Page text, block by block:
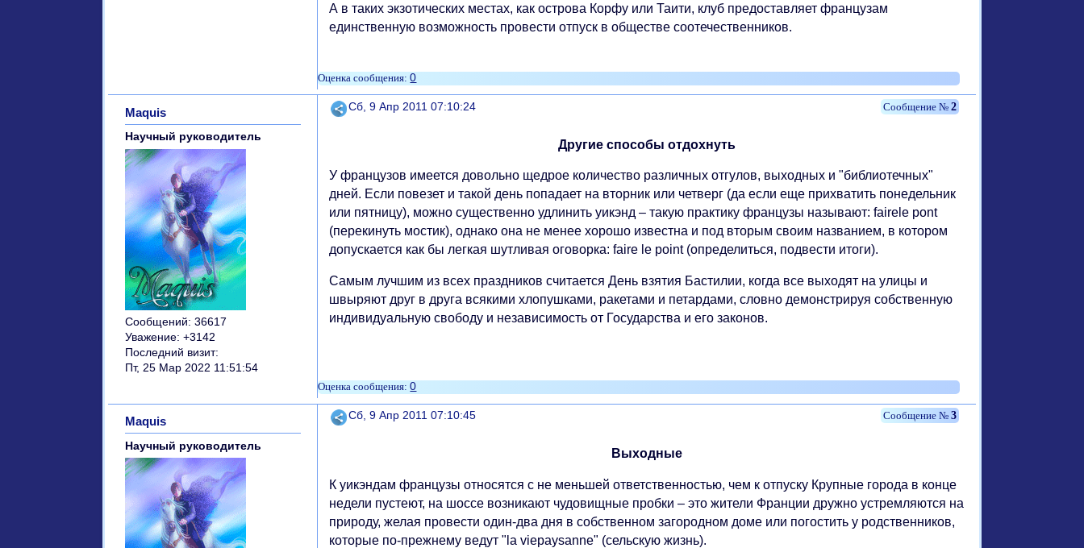
А в таких экзотических местах, как острова Корфу или Таити, клуб предоставляет французам
единственную возможность провести отпуск в обществе соотечественников.
0
Поделиться 2
Сб, 9 Апр 2011 07:10:24
Maquis
Научный руководитель
Сообщений: 36617
Уважение: +3142
Последний визит:
Пт, 25 Мар 2022 11:51:54
Другие способы отдохнуть
У французов имеется довольно щедрое количество различных отгулов, выходных и "библиотечных"
дней. Если повезет и такой день попадает на вторник или четверг (да если еще прихватить понедельник
или пятницу), можно существенно удлинить уикэнд – такую практику французы называют: fairele pont
(перекинуть мостик), однако она не менее хорошо известна и под вторым своим названием, в котором
допускается как бы легкая шутливая оговорка: faire le point (определиться, подвести итоги).
Самым лучшим из всех праздников считается День взятия Бастилии, когда все выходят на улицы и
швыряют друг в друга всякими хлопушками, ракетами и петардами, словно демонстрируя собственную
индивидуальную свободу и независимость от Государства и его законов.
0
Поделиться 3
Сб, 9 Апр 2011 07:10:45
Maquis
Научный руководитель
Выходные
К уикэндам французы относятся с не меньшей ответственностью, чем к отпуску Крупные города в конце
недели пустеют, на шоссе возникают чудовищные пробки – это жители Франции дружно устремляются на
природу, желая провести один-два дня в собственном загородном доме или погостить у родственников,
которые по-прежнему ведут "la viеpaysanne" (сельскую жизнь).